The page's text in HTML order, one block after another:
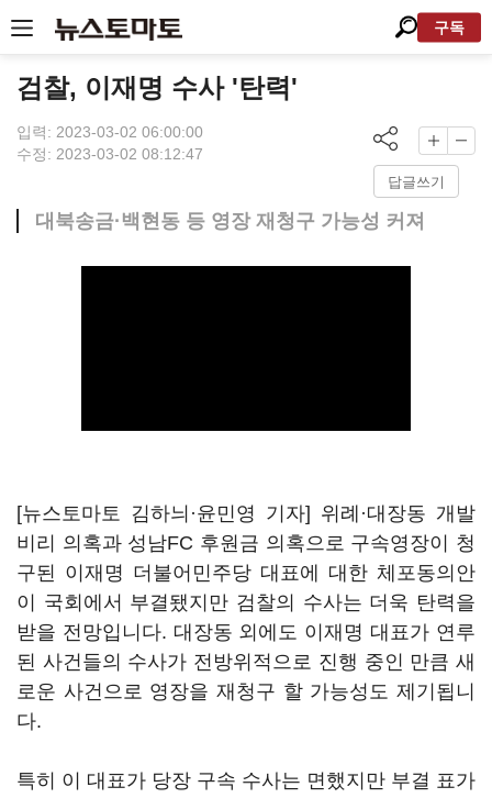
구독
검찰, 이재명 수사 '탄력'
입력: 2023-03-02 06:00:00
수정: 2023-03-02 08:12:47
답글쓰기
대북송금·백현동 등 영장 재청구 가능성 커져
[뉴스토마토 김하늬·윤민영 기자] 위례·대장동 개발
비리 의혹과 성남FC 후원금 의혹으로 구속영장이 청
구된 이재명 더불어민주당 대표에 대한 체포동의안
이 국회에서 부결됐지만 검찰의 수사는 더욱 탄력을
받을 전망입니다. 대장동 외에도 이재명 대표가 연루
된 사건들의 수사가 전방위적으로 진행 중인 만큼 새
로운 사건으로 영장을 재청구 할 가능성도 제기됩니
다.
특히 이 대표가 당장 구속 수사는 면했지만 부결 표가